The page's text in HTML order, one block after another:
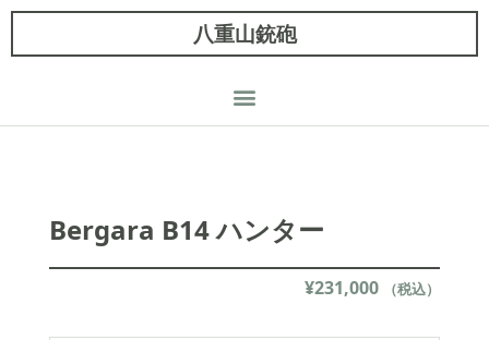
八重山銃砲
Bergara B14 ハンター
¥231,000 （税込）